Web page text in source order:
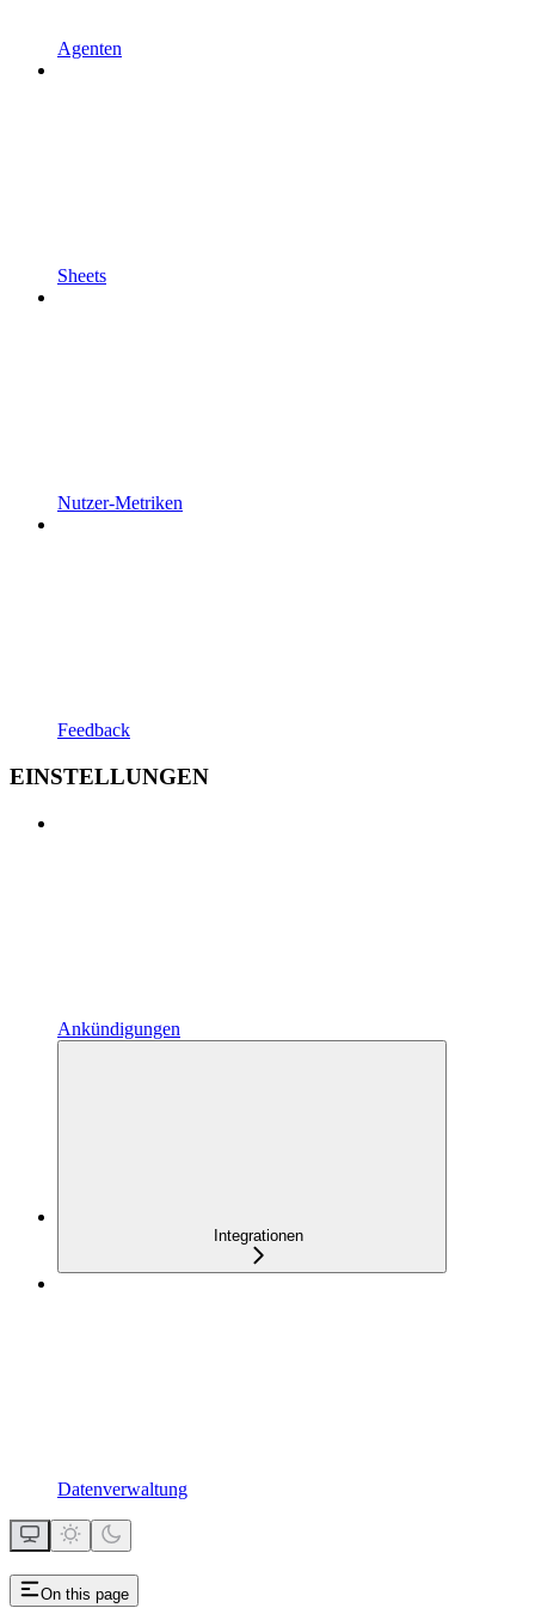
Agenten
Sheets
Nutzer-Metriken
Feedback
EINSTELLUNGEN
Ankündigungen
Integrationen
Datenverwaltung
On this page